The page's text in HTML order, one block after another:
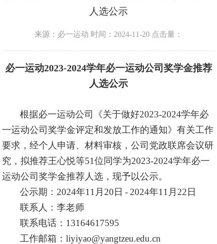
人选公示
来源：必一运动 时间：2024-11-20 点击量：
必一运动2023-2024学年必一运动公司奖学金推荐
人选公示
根据必一运动公司《关于做好2023-2024学年必
一运动公司奖学金评定和发放工作的通知》有关工作
要求，经个人申请、材料审核 ，公司党政联席会议研
究，拟推荐王心悦等51位同学为2023-2024学年必一
运动公司奖学金推荐人选，现予以公示。
公示期： 2024年1 1 月 20日 - 2024年1 1 月 22日
联系人：李老师
联系电话： 13164617595
工作邮箱：liyiyao@yangtzeu.edu.cn